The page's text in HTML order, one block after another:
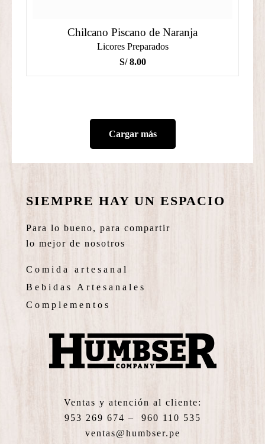
Chilcano Piscano de Naranja
Licores Preparados
S/8.00
Cargar más
SIEMPRE HAY UN ESPACIO
Para lo bueno, para compartir
lo mejor de nosotros
Comida artesanal
Bebidas Artesanales
Complementos
Ventas y atención al cliente:
953 269 674 – 960 110 535
ventas@humbser.pe